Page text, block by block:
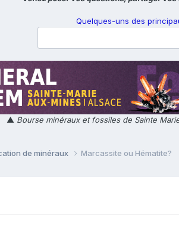
Quelques-uns des
▲ Bourse minéraux et fossiles de Sainte
de minéraux Marcassite ou Hématite?